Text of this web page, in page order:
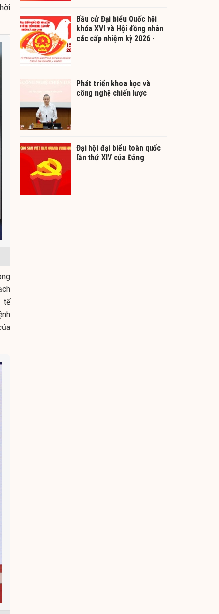
tế
Bầu cử Đại biểu Quốc hội
khóa XVI và Hội đồng nhân
các cấp nhiệm kỳ 2026 -
Phát triển khoa học và
công nghệ chiến lược
Đại hội đại biểu toàn quốc
lần thứ XIV của Đảng